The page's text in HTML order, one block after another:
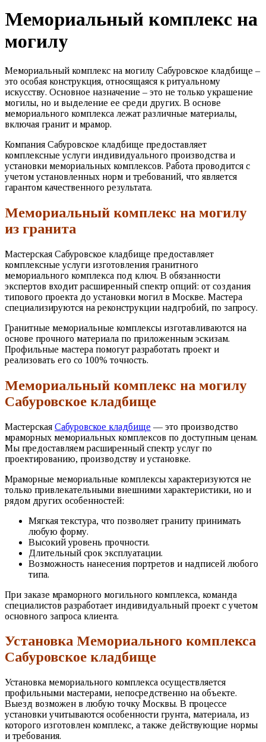
Мемориальный комплекс на
могилу
Мемориальный комплекс на могилу Сабуровское кладбище –
это особая конструкция, относящаяся к ритуальному
искусству. Основное назначение – это не только украшение
могилы, но и выделение ее среди других. В основе
мемориального комплекса лежат различные материалы,
включая гранит и мрамор.
Компания Сабуровское кладбище предоставляет
комплексные услуги индивидуального производства и
установки мемориальных комплексов. Работа проводится с
учетом установленных норм и требований, что является
гарантом качественного результата.
Мемориальный комплекс на могилу
из гранита
Мастерская Сабуровское кладбище предоставляет
комплексные услуги изготовления гранитного
мемориального комплекса под ключ. В обязанности
экспертов входит расширенный спектр опций: от создания
типового проекта до установки могил в Москве. Мастера
специализируются на реконструкции надгробий, по запросу.
Гранитные мемориальные комплексы изготавливаются на
основе прочного материала по приложенным эскизам.
Профильные мастера помогут разработать проект и
реализовать его со 100% точность.
Мемориальный комплекс на могилу
Сабуровское кладбище
Мастерская Сабуровское кладбище — это производство
мраморных мемориальных комплексов по доступным ценам.
Мы предоставляем расширенный спектр услуг по
проектированию, производству и установке.
Мраморные мемориальные комплексы характеризуются не
только привлекательными внешними характеристики, но и
рядом других особенностей:
Мягкая текстура, что позволяет граниту принимать
любую форму.
Высокий уровень прочности.
Длительный срок эксплуатации.
Возможность нанесения портретов и надписей любого
типа.
При заказе мраморного могильного комплекса, команда
специалистов разработает индивидуальный проект с учетом
основного запроса клиента.
Установка Мемориального комплекса
Сабуровское кладбище
Установка мемориального комплекса осуществляется
профильными мастерами, непосредственно на объекте.
Выезд возможен в любую точку Москвы. В процессе
установки учитываются особенности грунта, материала, из
которого изготовлен комплекс, а также действующие нормы
и требования.